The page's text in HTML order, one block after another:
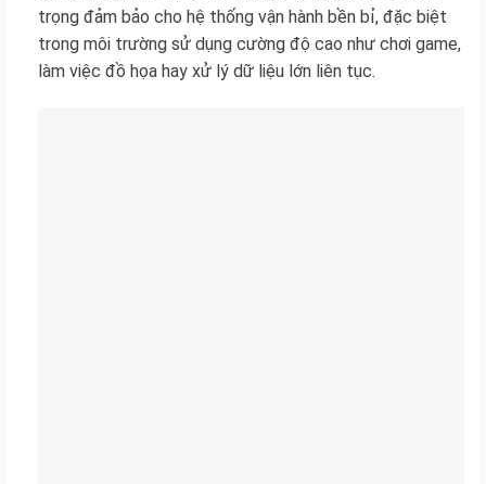
trọng đảm bảo cho hệ thống vận hành bền bỉ, đặc biệt
trong môi trường sử dụng cường độ cao như chơi game,
làm việc đồ họa hay xử lý dữ liệu lớn liên tục.